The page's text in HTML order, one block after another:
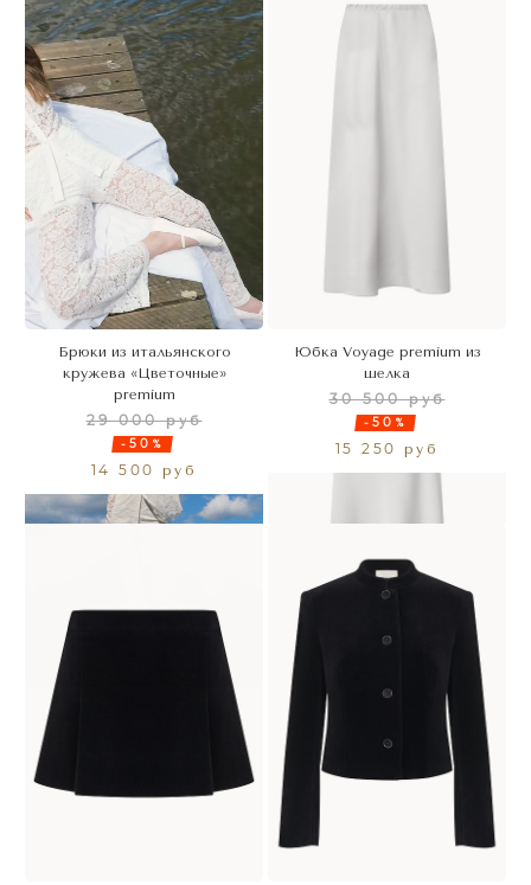
Брюки из итальянского
кружева «Цветочные»
premium
29 000 руб
-50%
14 500 руб
Юбка Voyage premium из
шелка
30 500 руб
-50%
15 250 руб